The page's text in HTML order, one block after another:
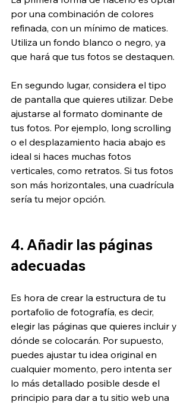
por una combinación de colores
refinada, con un mínimo de matices.
Utiliza un fondo blanco o negro, ya
que hará que tus fotos se destaquen.
En segundo lugar, considera el tipo
de pantalla que quieres utilizar. Debe
ajustarse al formato dominante de
tus fotos. Por ejemplo, long scrolling
o el desplazamiento hacia abajo es
ideal si haces muchas fotos
verticales, como retratos. Si tus fotos
son más horizontales, una cuadrícula
sería tu mejor opción.
4. Añadir las páginas
adecuadas
Es hora de crear la estructura de tu
portafolio de fotografía, es decir,
elegir las páginas que quieres incluir y
dónde se colocarán. Por supuesto,
puedes ajustar tu idea original en
cualquier momento, pero intenta ser
lo más detallado posible desde el
principio para dar a tu sitio web una